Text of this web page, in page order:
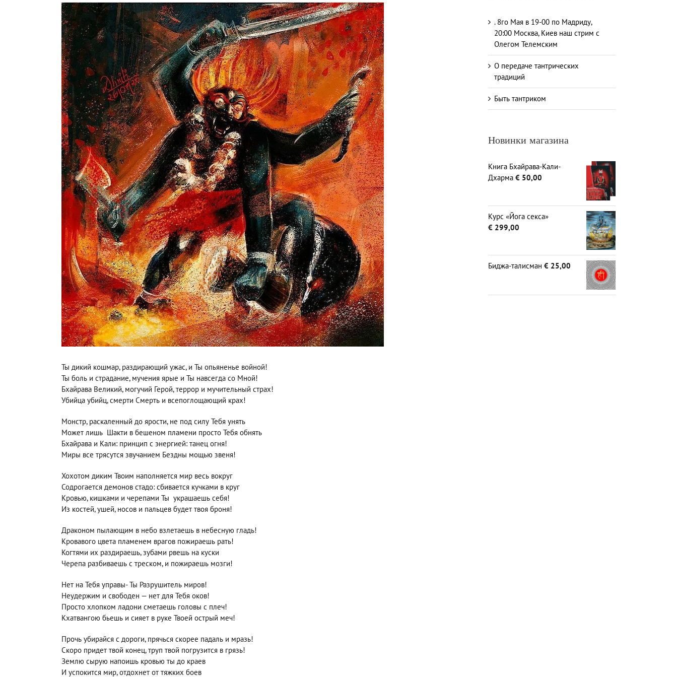
Ты дикий кошмар, раздирающий ужас, и Ты опьяненье войной!
Ты боль и страдание, мучения ярые и Ты навсегда со Мной!
Бхайрава Великий, могучий Герой, террор и мучительный страх!
Убийца убийц, смерти Смерть и всепоглощающий крах!
Монстр, раскаленный до ярости, не под силу Тебя унять
Может лишь Шакти в бешеном пламени просто Тебя обнять
Бхайрава и Кали: принцип с энергией: танец огня!
Миры все трясутся звучанием Бездны мощью звеня!
Хохотом диким Твоим наполняется мир весь вокруг
Содрогается демонов стадо: сбивается кучками в круг
Кровью, кишками и черепами Ты украшаешь себя!
Из костей, ушей, носов и пальцев будет твоя броня!
Драконом пылающим в небо взлетаешь в небесную гладь!
Кровавого цвета пламенем врагов пожираешь рать!
Когтями их раздираешь, зубами рвешь на куски
Черепа разбиваешь с треском, и пожираешь мозги!
Нет на Тебя управы- Ты Разрушитель миров!
Неудержим и свободен — нет для Тебя оков!
Просто хлопком ладони сметаешь головы с плеч!
Кхатвангою бьешь и сияет в руке Твоей острый меч!
Прочь убирайся с дороги, прячься скорее падаль и мразь!
Скоро придет твой конец, труп твой погрузится в грязь!
Землю сырую напоишь кровью ты до краев
И успокится мир, отдохнет от тяжких боев
. 8го Мая в 19-00 по Мадриду,
20:00 Москва, Киев наш стрим с
Олегом Телемским
О передаче тантрических
традиций
Быть тантриком
Новинки магазина
Книга Бхайрава-Кали-
Дхарма € 50,00
Курс «Йога секса»
€ 299,00
Биджа-талисман € 25,00